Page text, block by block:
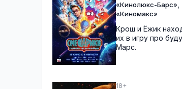
«Кинолюкс-Барс»
«Киномакс»
Крош и Ёжик
их в игру про
Марс.
18+